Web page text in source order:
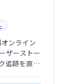
ンライン
ザーストー
追跡を直感